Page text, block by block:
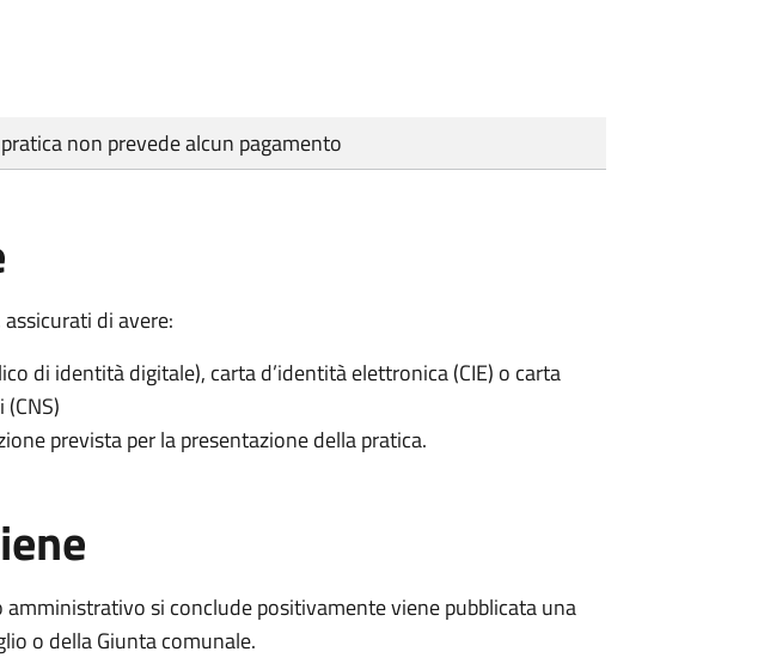
non prevede alcun pagamento
di avere:
di identità digitale), carta d’identità elettronica (CIE) o carta
prevista per la presentazione della pratica.
si conclude positivamente viene pubblicata una
o della Giunta comunale.